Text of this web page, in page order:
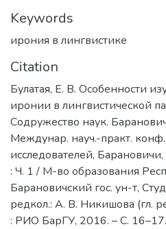
Keywords
ирония в лингвистике
Citation
Булатая, Е. В. Особенности
иронии в лингвистической
Содружество наук.
Междунар. науч.-практ.
исследователей,
: Ч. 1 / М-во образования
Барановичский гос. ун-т,
редкол.: А. В. Никишова (гл.
: РИО БарГУ, 2016. – С. 16–17.